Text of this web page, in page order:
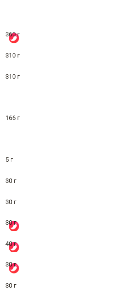
360 г
310 г
310 г
166 г
5 г
30 г
30 г
30 г
40 г
30 г
30 г